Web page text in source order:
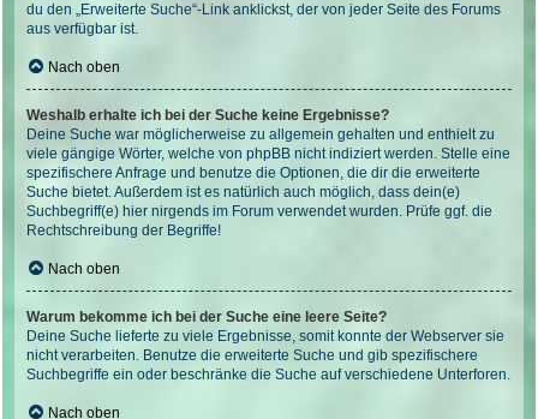
du den „Erweiterte Suche“-Link anklickst, der von jeder Seite des Forums
aus verfügbar ist.
Nach oben
Weshalb erhalte ich bei der Suche keine Ergebnisse?
Deine Suche war möglicherweise zu allgemein gehalten und enthielt zu
viele gängige Wörter, welche von phpBB nicht indiziert werden. Stelle eine
spezifischere Anfrage und benutze die Optionen, die dir die erweiterte
Suche bietet. Außerdem ist es natürlich auch möglich, dass dein(e)
Suchbegriff(e) hier nirgends im Forum verwendet wurden. Prüfe ggf. die
Rechtschreibung der Begriffe!
Nach oben
Warum bekomme ich bei der Suche eine leere Seite?
Deine Suche lieferte zu viele Ergebnisse, somit konnte der Webserver sie
nicht verarbeiten. Benutze die erweiterte Suche und gib spezifischere
Suchbegriffe ein oder beschränke die Suche auf verschiedene Unterforen.
Nach oben